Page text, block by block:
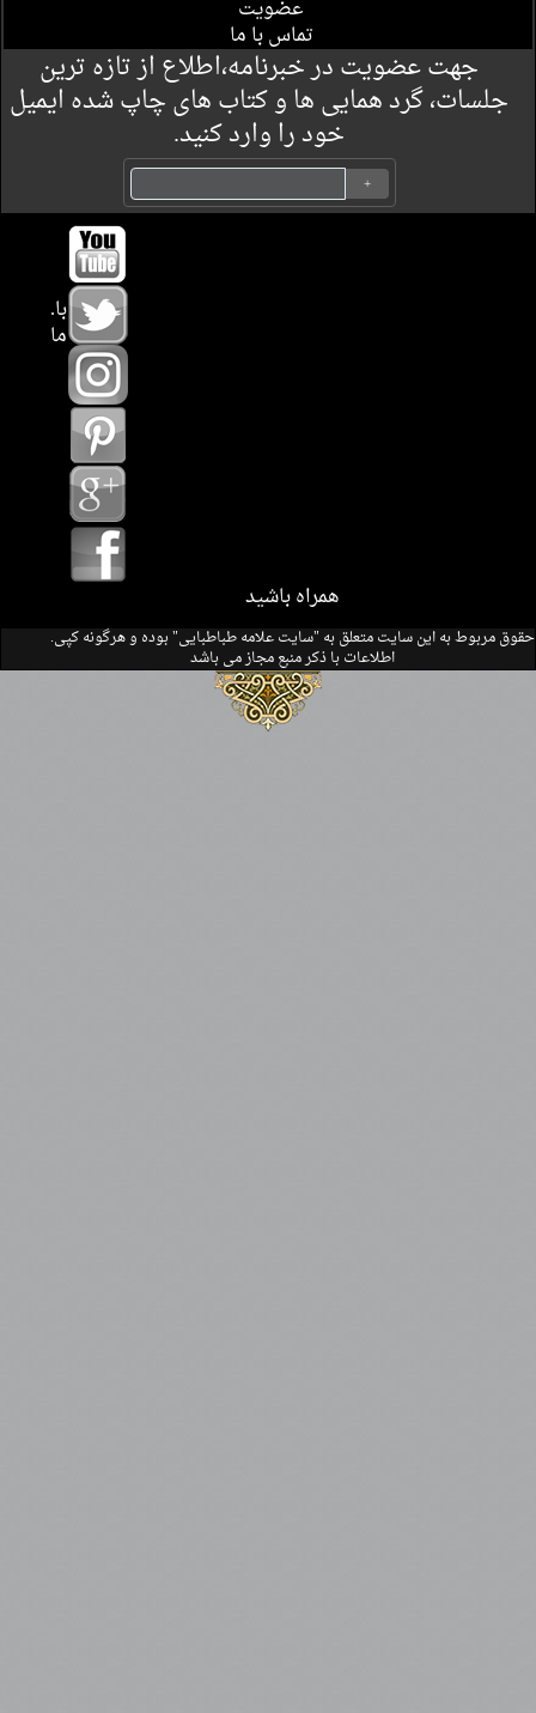
عضویت
تماس با ما
جهت عضویت در خبرنامه،اطلاع از تازه ترین
جلسات، گرد همایی ها و کتاب های چاپ شده ایمیل
خود را وارد کنید.
.با
ما
همراه باشید
.حقوق مربوط به این سایت متعلق به "سایت علامه طباطبایی" بوده و هرگونه کپی
اطلاعات با ذکر منبع مجاز می باشد